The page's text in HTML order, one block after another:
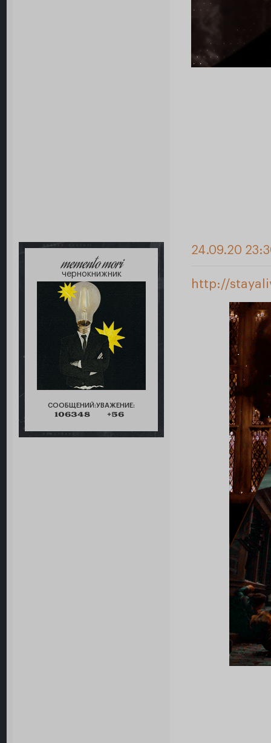
memento mori
чернокнижник
СООБЩЕНИЙ:
106348
УВАЖЕНИЕ:
+56
24.09.20
http://